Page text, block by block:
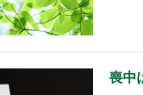
喪中